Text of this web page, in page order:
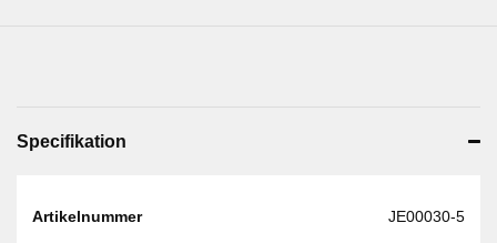
Specifikation
Artikelnummer JE00030-5